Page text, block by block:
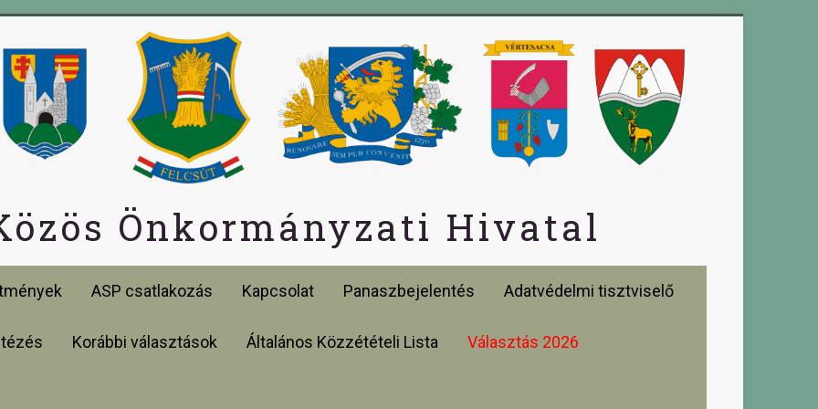
Önkormányzati Hivatal
ASP csatlakozás Kapcsolat Panaszbejelentés Adatvédelmi tisztviselő
Korábbi választások Általános Közzétételi Lista Választás 2026